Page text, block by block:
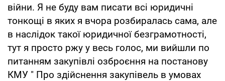
війни. Я не буду вам писати всі юридичні
тонкощі в яких я вчора розбиралась сама, але
в наслідок такої юридичної безграмотності,
тут я просто ржу у весь голос, ми вийшли по
питанням закупівлі озброєння на постанову
КМУ " Про здійснення закупівель в умовах